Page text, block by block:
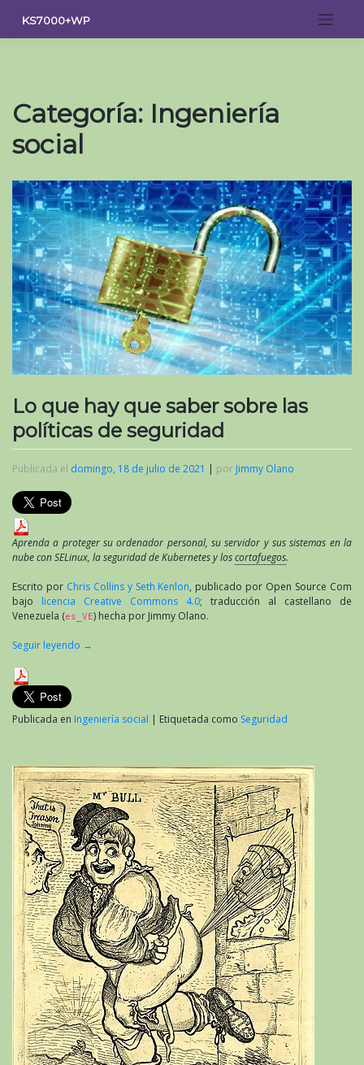
contenido
KS7000+WP
Categoría: Ingeniería
social
Lo que hay que saber sobre las
políticas de seguridad
Publicada el domingo, 18 de julio de 2021 | por Jimmy Olano
Aprenda a proteger su ordenador personal, su servidor y sus sistemas en la
nube con SELinux, la seguridad de Kubernetes y loscortafuegos.
Escrito por Chris Collins y Seth Kenlon, publicado por Open Source Com
bajo licencia Creative Commons 4.0; traducción al castellano de
Venezuela (es_VE) hecha por Jimmy Olano.
Seguir leyendo →
Publicada en Ingeniería social | Etiquetada como Seguridad